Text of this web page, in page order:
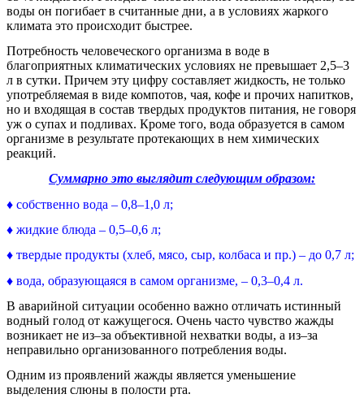
воды он погибает в считанные дни, а в условиях жаркого
климата это происходит быстрее.
Потребность человеческого организма в воде в
благоприятных климатических условиях не превышает 2,5–3
л в сутки. Причем эту цифру составляет жидкость, не только
употребляемая в виде компотов, чая, кофе и прочих напитков,
но и входящая в состав твердых продуктов питания, не говоря
уж о супах и подливах. Кроме того, вода образуется в самом
организме в результате протекающих в нем химических
реакций.
Суммарно это выглядит следующим образом:
♦ собственно вода – 0,8–1,0 л;
♦ жидкие блюда – 0,5–0,6 л;
♦ твердые продукты (хлеб, мясо, сыр, колбаса и пр.) – до 0,7 л;
♦ вода, образующаяся в самом организме, – 0,3–0,4 л.
В аварийной ситуации особенно важно отличать истинный
водный голод от кажущегося. Очень часто чувство жажды
возникает не из–за объективной нехватки воды, а из–за
неправильно организованного потребления воды.
Одним из проявлений жажды является уменьшение
выделения слюны в полости рта.